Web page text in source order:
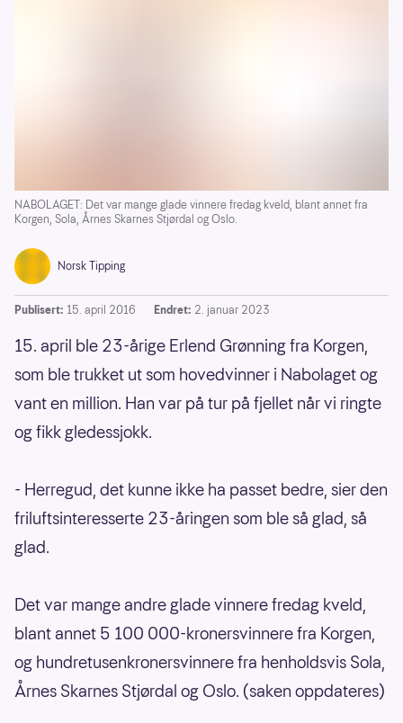
NABOLAGET: Det var mange glade vinnere fredag kveld, blant annet fra
Korgen, Sola, Årnes Skarnes Stjørdal og Oslo.
Norsk Tipping
Publisert: 15. april 2016 Endret: 2. januar 2023
15. april ble 23-årige Erlend Grønning fra Korgen,
som ble trukket ut som hovedvinner i Nabolaget og
vant en million. Han var på tur på fjellet når vi ringte
og fikk gledessjokk.
- Herregud, det kunne ikke ha passet bedre, sier den
friluftsinteresserte 23-åringen som ble så glad, så
glad.
Det var mange andre glade vinnere fredag kveld,
blant annet 5 100 000-kronersvinnere fra Korgen,
og hundretusenkronersvinnere fra henholdsvis Sola,
Årnes Skarnes Stjørdal og Oslo. (saken oppdateres)